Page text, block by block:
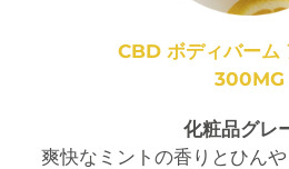
CBD ボディバーム
300MG
化粧品グレ
爽快なミントの香りとひんや